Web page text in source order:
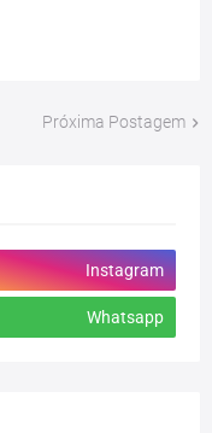
Próxima Postagem
Instagram
Whatsapp